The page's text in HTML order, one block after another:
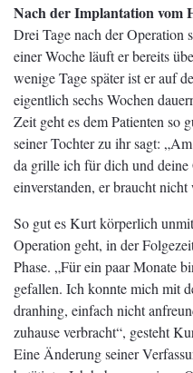
Nach der Implantation vom
Drei Tage nach der Operation
einer Woche läuft er bereits
wenige Tage später ist er auf
eigentlich sechs Wochen
Zeit geht es dem Patienten so
seiner Tochter zu ihr sagt:
da grille ich für dich und deine
einverstanden, er braucht
So gut es Kurt körperlich
Operation geht, in der
Phase. „Für ein paar Monate
gefallen. Ich konnte mich mit
dranhing, einfach nicht
zuhause verbracht“, gesteht
Eine Änderung seiner